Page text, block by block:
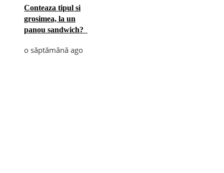
Conteaza tipul si
grosimea, la un
panou sandwich?
o săptămână ago